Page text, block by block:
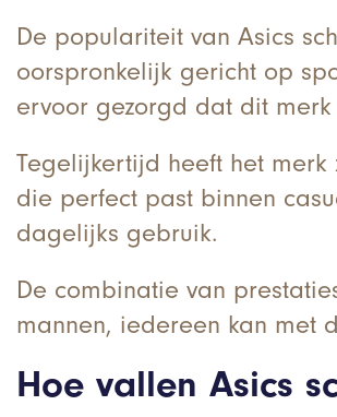
De populariteit van Asics
oorspronkelijk gericht op
ervoor gezorgd dat dit
Tegelijkertijd heeft het
die perfect past binnen
dagelijks gebruik.
De combinatie van
mannen, iedereen kan met
Hoe vallen Asics